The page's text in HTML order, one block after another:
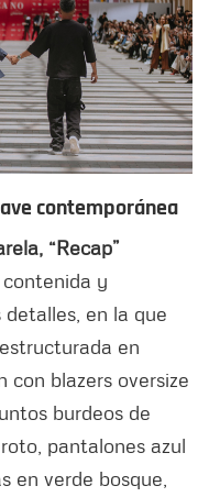
contemporánea
“Recap”
y
en la que
en
blazers oversize
burdeos de
pantalones azul
en verde bosque,